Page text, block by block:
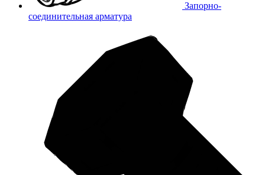
Запорно-
соединительная арматура